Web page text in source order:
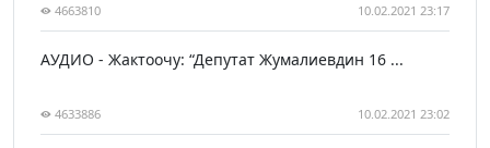
4663810 10.02.2021 23:17
АУДИО - Жактоочу: “Депутат Жумалиевдин 16 ...
4633886 10.02.2021 23:02